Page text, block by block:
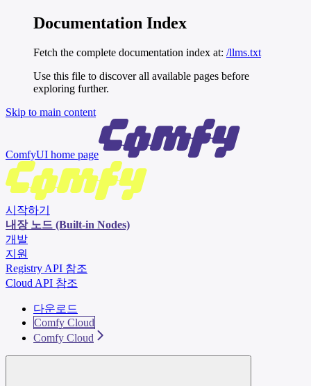
Documentation Index
Fetch the complete documentation index at: /llms.txt
Use this file to discover all available pages before
exploring further.
Skip to main content
ComfyUI home page
시작하기
내장 노드 (Built-in Nodes)
개발
지원
Registry API 참조
Cloud API 참조
다운로드
Comfy Cloud
Comfy Cloud